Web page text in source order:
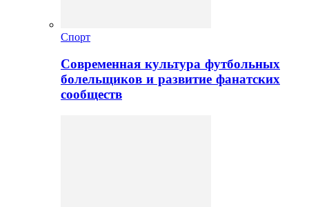
Спорт
Современная культура футбольных
болельщиков и развитие фанатских
сообществ